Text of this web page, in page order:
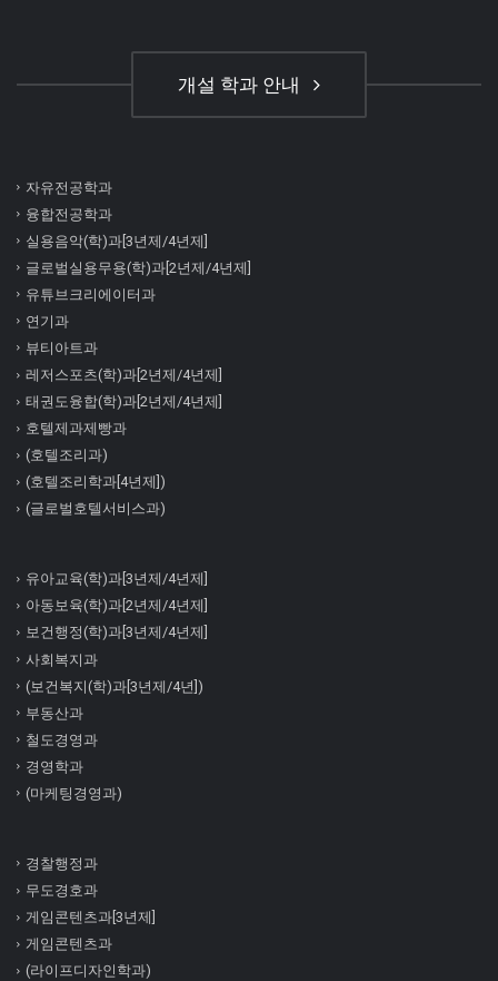
개설 학과 안내
자유전공학과
융합전공학과
실용음악(학)과[3년제/4년제]
글로벌실용무용(학)과[2년제/4년제]
유튜브크리에이터과
연기과
뷰티아트과
레저스포츠(학)과[2년제/4년제]
태권도융합(학)과[2년제/4년제]
호텔제과제빵과
(호텔조리과)
(호텔조리학과[4년제])
(글로벌호텔서비스과)
유아교육(학)과[3년제/4년제]
아동보육(학)과[2년제/4년제]
보건행정(학)과[3년제/4년제]
사회복지과
(보건복지(학)과[3년제/4년])
부동산과
철도경영과
경영학과
(마케팅경영과)
경찰행정과
무도경호과
게임콘텐츠과[3년제]
게임콘텐츠과
(라이프디자인학과)